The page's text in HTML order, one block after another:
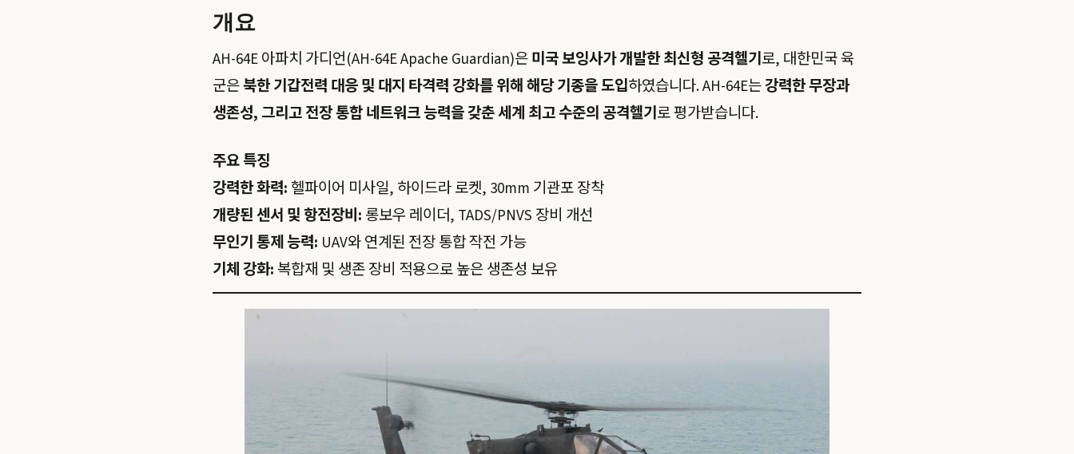
개요
AH-64E 아파치 가디언(AH-64E Apache Guardian)은미국 보잉사가 개발한 최신형 공격헬기로, 대한민국 육
군은북한 기갑전력 대응 및 대지 타격력 강화를 위해 해당 기종을 도입하였습니다. AH-64E는강력한 무장과
생존성, 그리고 전장 통합 네트워크 능력을 갖춘 세계 최고 수준의 공격헬기로 평가받습니다.
주요 특징
강력한 화력:헬파이어 미사일, 하이드라 로켓, 30mm 기관포 장착
개량된 센서 및 항전장비: 롱보우 레이더, TADS/PNVS 장비 개선
무인기 통제 능력: UAV와 연계된 전장 통합 작전 가능
기체 강화: 복합재 및 생존 장비 적용으로 높은 생존성 보유